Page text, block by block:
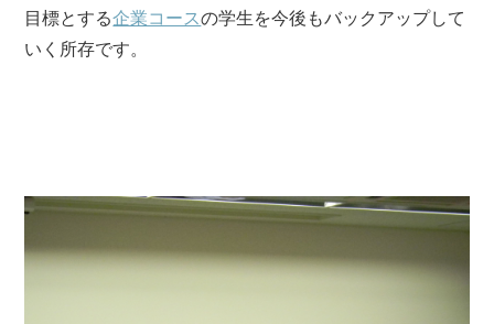
目標とする企業コースの学生を今後もバックアップして
いく所存です。